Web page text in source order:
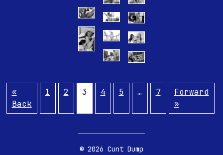
«
Back
1 2 3 4 5 … 7
Forward
»
© 2026 Cunt Dump